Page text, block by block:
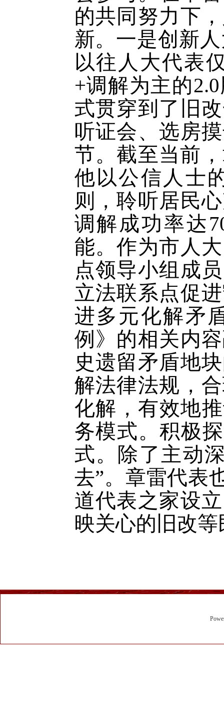
的共同努力下
新。一是创新
以往人大代表
+调解为主的
式贯穿到了旧
听证会、选房
节。截至当前
他以公信人士
则，聆听居民
调解成功率达
能。作为市人
点领导小组成
立法联系点促
进多元化解矛
例》的相关内
史遗留矛盾地
解法律法规，
化解，有效地
务模式。积极
式。除了主动
去”。章雷代表
道代表之家设
映关心的旧改